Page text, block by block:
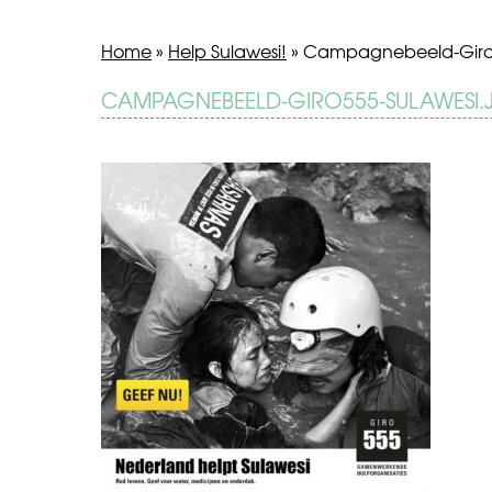
Home» Help Sulawesi! » Campagnebeeld-
CAMPAGNEBEELD-GIRO555-
BERICHT
NAVIGATIE
Help
Sulawesi!